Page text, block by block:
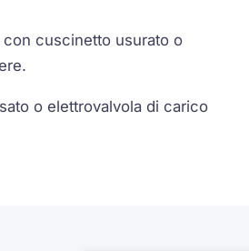
cuscinetto usurato o
o elettrovalvola di carico